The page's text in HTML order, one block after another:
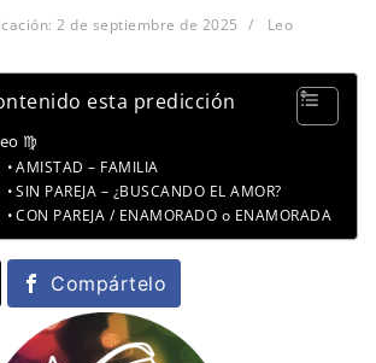
2 de septiembre de 2025 Leo
esta predicción
♍
AMISTAD – FAMILIA
SIN PAREJA – ¿BUSCANDO EL AMOR?
CON PAREJA / ENAMORADO o ENAMORADA
Compártelo